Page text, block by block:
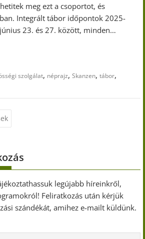
meg ezt a csoportot, és
Integrált tábor időpontok 2025-
23. és 27. között, minden…
szolgálat, néprajz,Skanzen,tábor,
legújabb híreinkről,
Feliratkozás után kérjük
szándékát, amihez e-mailt küldünk.